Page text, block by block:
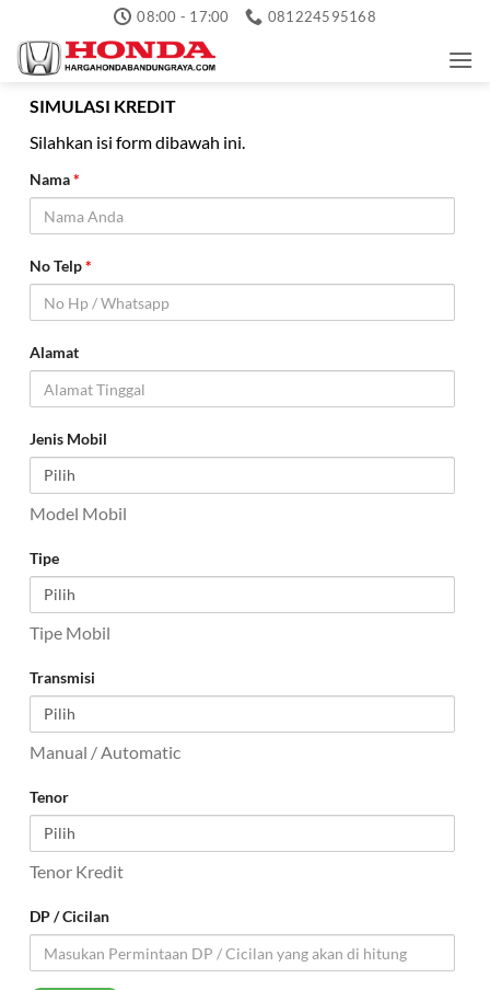
content
08:00 - 17:00 081224595168
SIMULASI KREDIT
Silahkan isi form dibawah ini.
Nama*
No Telp*
Alamat
Jenis Mobil
Model Mobil
Tipe
Tipe Mobil
Transmisi
Manual / Automatic
Tenor
Tenor Kredit
DP / Cicilan